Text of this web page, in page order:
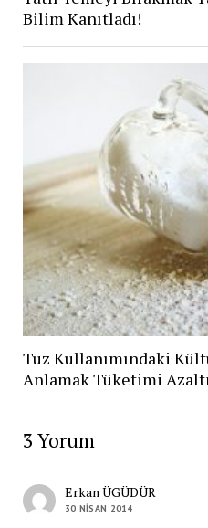
Bilim Kanıtladı!
Tuz Kullanımındaki
Anlamak Tüketimi
3 Yorum
Erkan ÜGÜDÜR
30 NISAN 2014